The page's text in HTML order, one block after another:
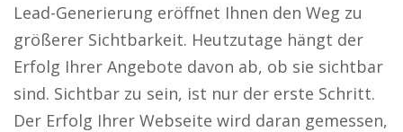
Lead-Generierung eröffnet Ihnen den Weg zu
größerer Sichtbarkeit. Heutzutage hängt der
Erfolg Ihrer Angebote davon ab, ob sie sichtbar
sind. Sichtbar zu sein, ist nur der erste Schritt.
Der Erfolg Ihrer Webseite wird daran gemessen,